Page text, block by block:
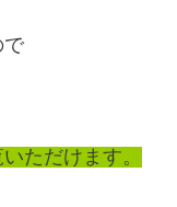
で
ただけます。